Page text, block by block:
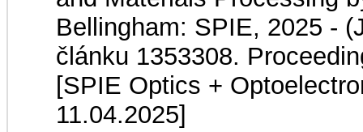
Bellingham: SPIE, 2025 -
článku 1353308.
[SPIE Optics +
11.04.2025]